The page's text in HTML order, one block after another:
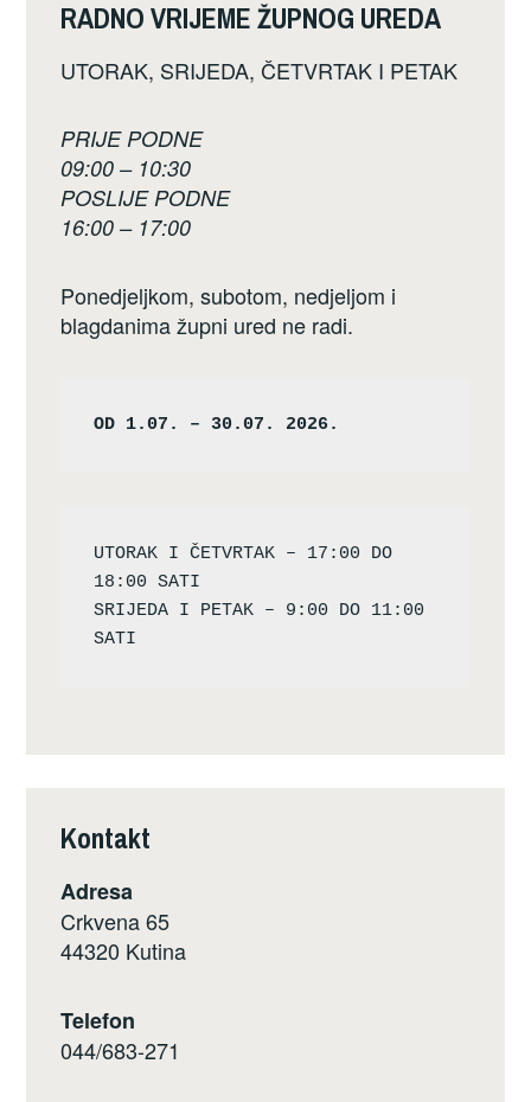
RADNO VRIJEME ŽUPNOG UREDA
UTORAK, SRIJEDA, ČETVRTAK I PETAK
PRIJE PODNE
09:00 – 10:30
POSLIJE PODNE
16:00 – 17:00
Ponedjeljkom, subotom, nedjeljom i
blagdanima župni ured ne radi.
OD 1.07. – 30.07. 2026.
UTORAK I ČETVRTAK – 17:00 DO
18:00 SATI
SRIJEDA I PETAK – 9:00 DO 11:00
Kontakt
Adresa
Crkvena 65
44320 Kutina
Telefon
044/683-271